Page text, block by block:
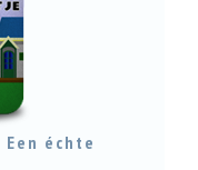
Een échte